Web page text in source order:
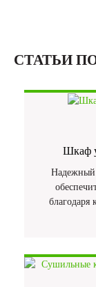
СТАТЬИ
Шкаф
Надежный
благодаря